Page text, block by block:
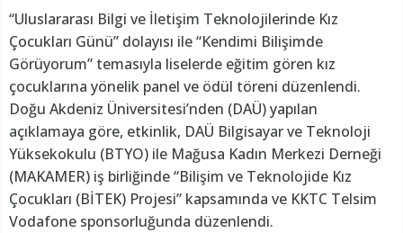
“Uluslararası Bilgi ve İletişim Teknolojilerinde Kız
Çocukları Günü” dolayısı ile “Kendimi Bilişimde
Görüyorum” temasıyla liselerde eğitim gören kız
çocuklarına yönelik panel ve ödül töreni düzenlendi.
Doğu Akdeniz Üniversitesi’nden (DAÜ) yapılan
açıklamaya göre, etkinlik, DAÜ Bilgisayar ve Teknoloji
Yüksekokulu (BTYO) ile Mağusa Kadın Merkezi Derneği
(MAKAMER) iş birliğinde “Bilişim ve Teknolojide Kız
Çocukları (BİTEK) Projesi” kapsamında ve KKTC Telsim
Vodafone sponsorluğunda düzenlendi.